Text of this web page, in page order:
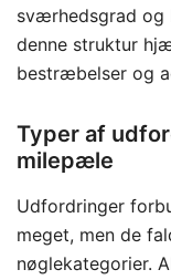
sværhedsgrad og
denne struktur
bestræbelser og
Typer af
milepæle
Udfordringer
meget, men de
nøglekategorier.